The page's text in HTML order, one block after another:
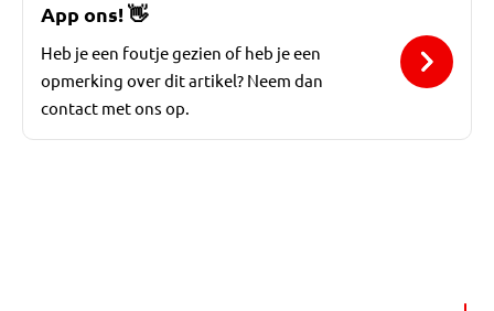
App ons!👋
Heb je een foutje gezien of heb je een
opmerking over dit artikel? Neem dan
contact met ons op.